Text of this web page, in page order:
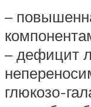
–
– дефицит
глюкозо-